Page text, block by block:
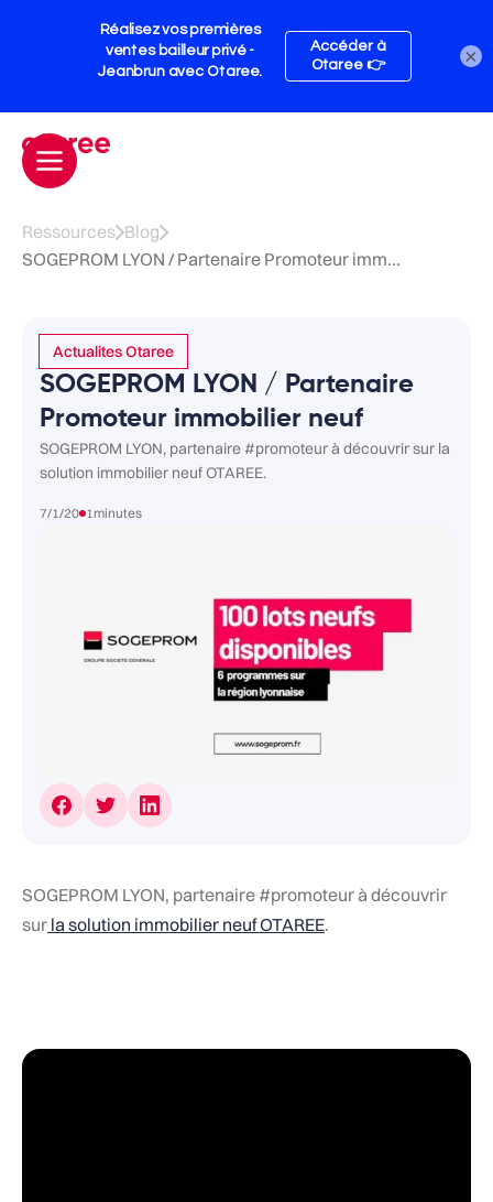
Ressources Blog
SOGEPROM LYON / Partenaire Promoteur imm...
Actualites Otaree
SOGEPROM LYON / Partenaire
Promoteur immobilier neuf
SOGEPROM LYON, partenaire #promoteur à découvrir sur la
solution immobilier neuf OTAREE.
7/1/20 1minutes
SOGEPROM LYON, partenaire #promoteur à découvrir
sur la solution immobilier neuf OTAREE.
×